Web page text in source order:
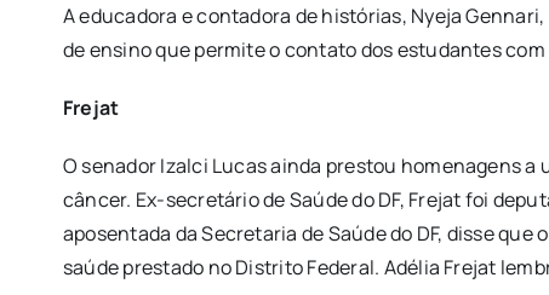
A educadora e contadora de histórias, Nyeja
de ensino que permite o contato dos estudantes
Frejat
O senador Izalci Lucas ainda prestou homenagens a
câncer. Ex-secretário de Saúde do DF, Frejat foi
aposentada da Secretaria de Saúde do DF, disse
saúde prestado no Distrito Federal. Adélia Frejat